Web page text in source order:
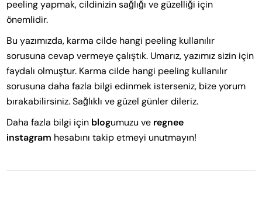
peeling yapmak, cildinizin sağlığı ve güzelliği için
önemlidir.
Bu yazımızda, karma cilde hangi peeling kullanılır
sorusuna cevap vermeye çalıştık. Umarız, yazımız sizin için
faydalı olmuştur. Karma cilde hangi peeling kullanılır
sorusuna daha fazla bilgi edinmek isterseniz, bize yorum
bırakabilirsiniz. Sağlıklı ve güzel günler dileriz.
Daha fazla bilgi için blogumuzu ve regnee
instagram hesabını takip etmeyi unutmayın!